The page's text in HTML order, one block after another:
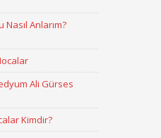
Anlarım?
Ali Gürses
Kimdir?